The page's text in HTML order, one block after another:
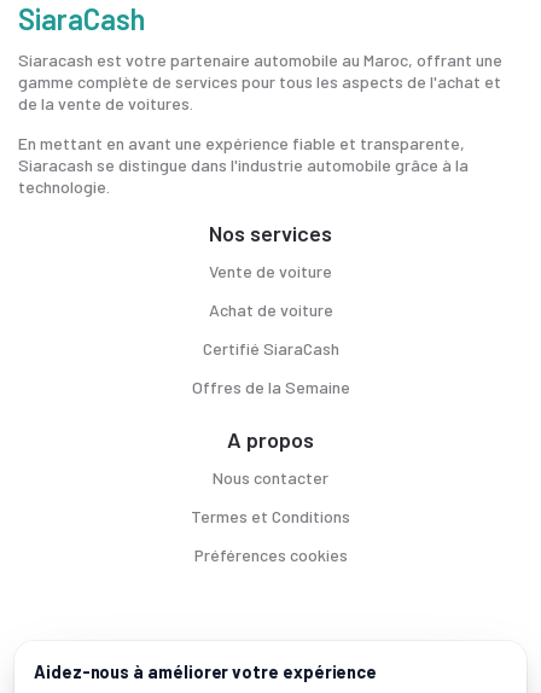
SiaraCash
Siaracash est votre partenaire automobile au Maroc, offrant une
gamme complète de services pour tous les aspects de l'achat et
de la vente de voitures.
En mettant en avant une expérience fiable et transparente,
Siaracash se distingue dans l'industrie automobile grâce à la
technologie.
Nos services
Vente de voiture
Achat de voiture
Certifié SiaraCash
Offres de la Semaine
A propos
Nous contacter
Termes et Conditions
Préférences cookies
Voitures par ville
Aidez-nous à améliorer votre expérience